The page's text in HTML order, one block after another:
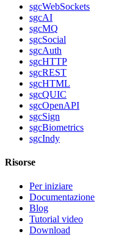
sgcWebSockets
sgcAI
sgcMQ
sgcSocial
sgcAuth
sgcHTTP
sgcREST
sgcHTML
sgcQUIC
sgcOpenAPI
sgcSign
sgcBiometrics
sgcIndy
Risorse
Per iniziare
Documentazione
Blog
Tutorial video
Download